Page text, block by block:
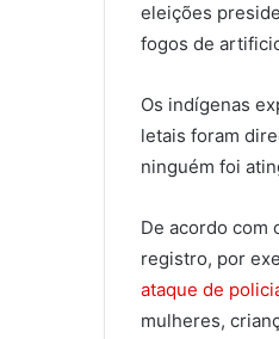
eleições
fogos de
Os indígenas
letais foram
ninguém foi
De acordo com
registro, por
ataque de
mulheres,